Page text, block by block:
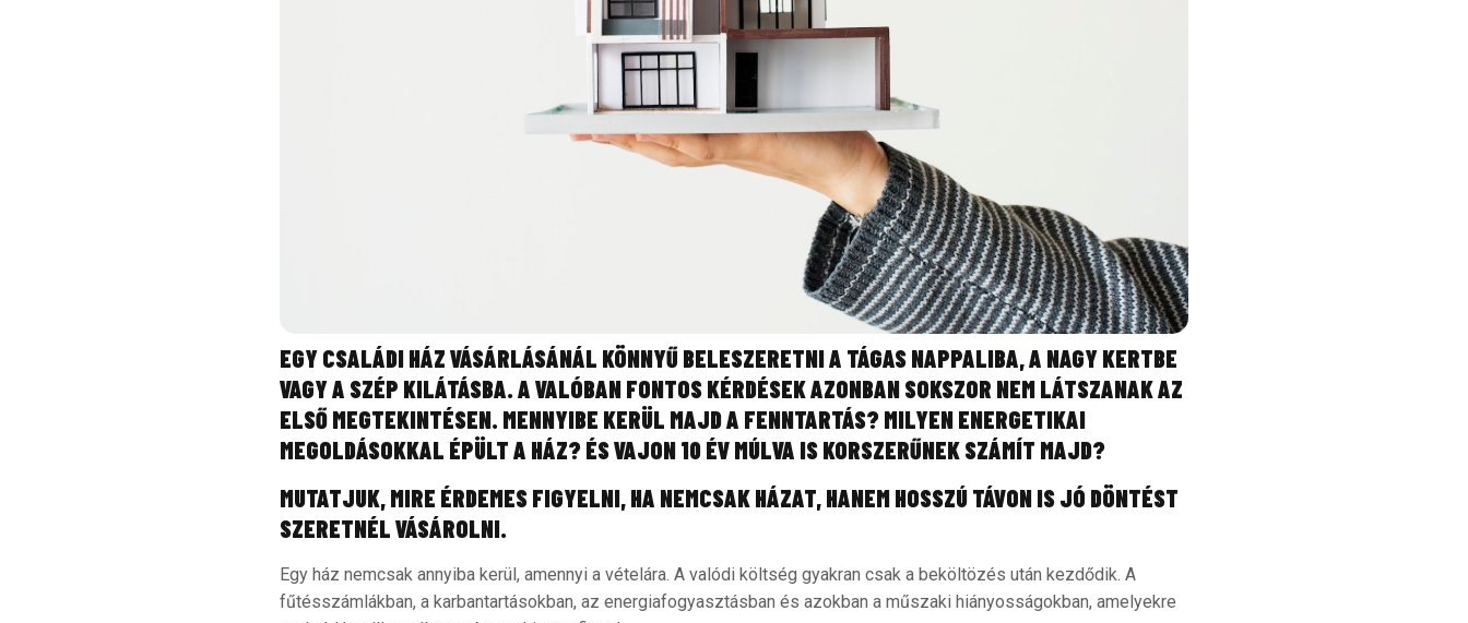
EGY CSALÁDI HÁZ VÁSÁRLÁSÁNÁL KÖNNYŰ BELESZERETNI A TÁGAS NAPPALIBA, A NAGY KERTBE
VAGY A SZÉP KILÁTÁSBA. A VALÓBAN FONTOS KÉRDÉSEK AZONBAN SOKSZOR NEM LÁTSZANAK AZ
ELSŐ MEGTEKINTÉSEN. MENNYIBE KERÜL MAJD A FENNTARTÁS? MILYEN ENERGETIKAI
MEGOLDÁSOKKAL ÉPÜLT A HÁZ? ÉS VAJON 10 ÉV MÚLVA IS KORSZERŰNEK SZÁMÍT MAJD?
MUTATJUK, MIRE ÉRDEMES FIGYELNI, HA NEMCSAK HÁZAT, HANEM HOSSZÚ TÁVON IS JÓ DÖNTÉST
SZERETNÉL VÁSÁROLNI.
Egy ház nemcsak annyiba kerül, amennyi a vételára. A valódi költség gyakran csak a beköltözés után kezdődik. A
fűtésszámlákban, a karbantartásokban, az energiafogyasztásban és azokban a műszaki hiányosságokban, amelyekre